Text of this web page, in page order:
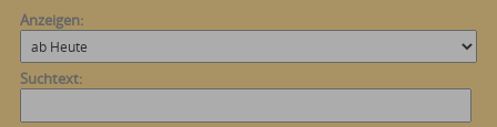
Anzeigen:
Suchtext: